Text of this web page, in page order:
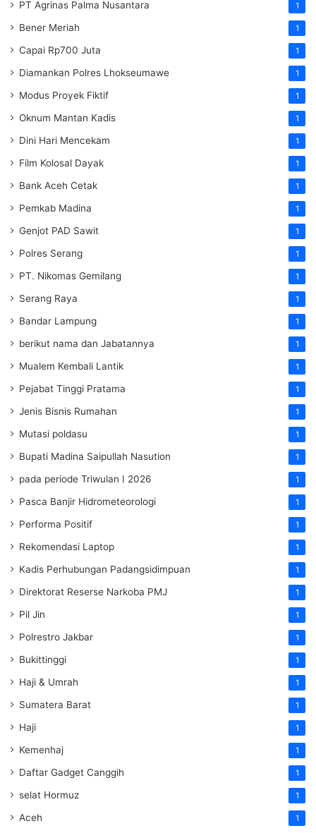
PT Agrinas Palma Nusantara 1
Bener Meriah 1
Capai Rp700 Juta 1
Diamankan Polres Lhokseumawe 1
Modus Proyek Fiktif 1
Oknum Mantan Kadis 1
Dini Hari Mencekam 1
Film Kolosal Dayak 1
Bank Aceh Cetak 1
Pemkab Madina 1
Genjot PAD Sawit 1
Polres Serang 1
PT. Nikomas Gemilang 1
Serang Raya 1
Bandar Lampung 1
berikut nama dan Jabatannya 1
Mualem Kembali Lantik 1
Pejabat Tinggi Pratama 1
Jenis Bisnis Rumahan 1
Mutasi poldasu 1
Bupati Madina Saipullah Nasution 1
pada periode Triwulan I 2026 1
Pasca Banjir Hidrometeorologi 1
Performa Positif 1
Rekomendasi Laptop 1
Kadis Perhubungan Padangsidimpuan 1
Direktorat Reserse Narkoba PMJ 1
Pil Jin 1
Polrestro Jakbar 1
Bukittinggi 1
Haji & Umrah 1
Sumatera Barat 1
Haji 1
Kemenhaj 1
Daftar Gadget Canggih 1
selat Hormuz 1
Aceh 1